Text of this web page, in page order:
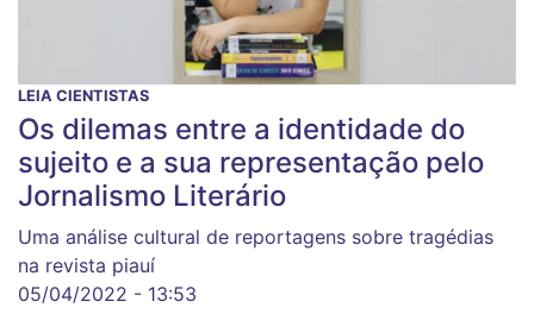
LEIA CIENTISTAS
Os dilemas entre a identidade do
sujeito e a sua representação pelo
Jornalismo Literário
Uma análise cultural de reportagens sobre tragédias
na revista piauí
05/04/2022 - 13:53